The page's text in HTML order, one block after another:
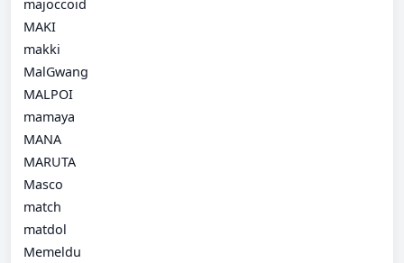
majoccoid
MAKI
makki
MalGwang
MALPOI
mamaya
MANA
MARUTA
Masco
match
matdol
Memeldu